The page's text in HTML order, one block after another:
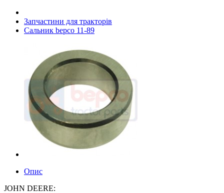
Запчастини для тракторів
Сальник bepco 11-89
Опис
JOHN DEERE: